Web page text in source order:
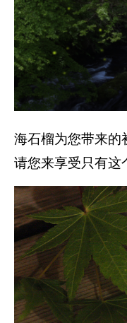
海石榴为您带来的
请您来享受只有这